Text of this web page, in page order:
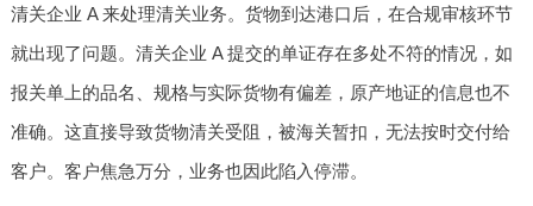
清关企业 A 来处理清关业务。货物到达港口后，在合规审核环节
就出现了问题。清关企业 A 提交的单证存在多处不符的情况，如
报关单上的品名、规格与实际货物有偏差，原产地证的信息也不
准确。这直接导致货物清关受阻，被海关暂扣，无法按时交付给
客户。客户焦急万分，业务也因此陷入停滞。